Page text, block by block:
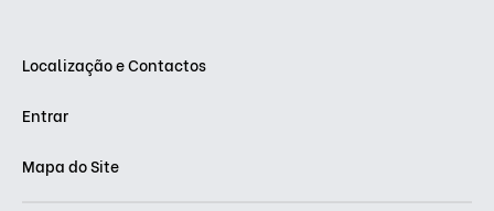
Localização e Contactos
Entrar
Mapa do Site